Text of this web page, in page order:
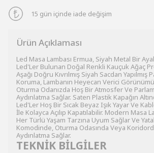
15 gün içinde iade değişim
Ürün Açıklaması
Led Masa Lambası Ermua, Siyah Metal Bir
Led'Ler Bulunan Doğal Renkli Kauçuk Ağaç
Aşağı Doğru Kıvrılmış Siyah Sacdan Yapılmış
Koruma, Lambanın Heyecan Verici
Oturma Odanızda Hoş Bir Atmosfer Ve
Aydınlatma Sağlar. Saten Plastik Kapağın
Led'Ler Hoş Bir Sıcak Beyaz Işık Yayar Ve
İle Kolayca Açılıp Kapatılabilir. Modern Masa
Her Türlü Yaşam Tarzına Uyum Sağlar Ve
Komodinde, Oturma Odasında Veya
Aydınlatma Sağlar.
TEKNİK BİLGİLER